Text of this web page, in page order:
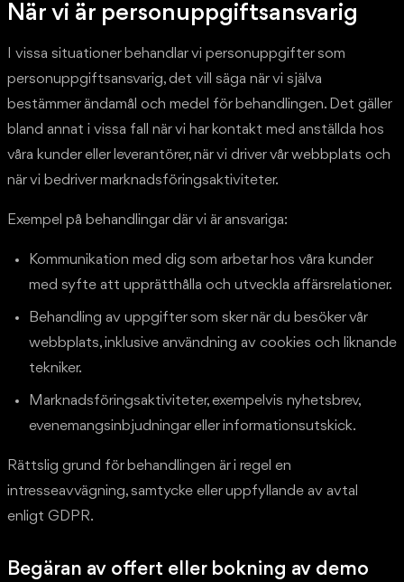
När vi är personuppgiftsansvarig
I vissa situationer behandlar vi personuppgifter som
personuppgiftsansvarig, det vill säga när vi själva
bestämmer ändamål och medel för behandlingen. Det gäller
bland annat i vissa fall när vi har kontakt med anställda hos
våra kunder eller leverantörer, när vi driver vår webbplats och
när vi bedriver marknadsföringsaktiviteter.
Exempel på behandlingar där vi är ansvariga:
Kommunikation med dig som arbetar hos våra kunder
med syfte att upprätthålla och utveckla affärsrelationer.
Behandling av uppgifter som sker när du besöker vår
webbplats, inklusive användning av cookies och liknande
tekniker.
Marknadsföringsaktiviteter, exempelvis nyhetsbrev,
evenemangsinbjudningar eller informationsutskick.
Rättslig grund för behandlingen är i regel en
intresseavvägning, samtycke eller uppfyllande av avtal
enligt GDPR.
Begäran av offert eller bokning av demo